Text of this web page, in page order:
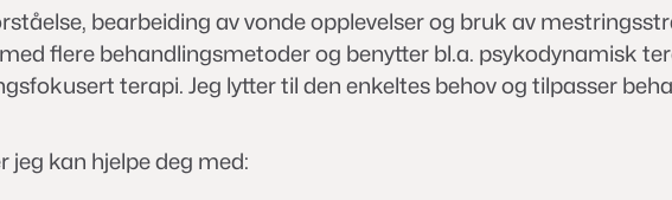
bearbeiding av vonde opplevelser og bruk av
flere behandlingsmetoder og benytter bl.a. psykodynamisk
terapi. Jeg lytter til den enkeltes behov og tilpasser
jeg kan hjelpe deg med: